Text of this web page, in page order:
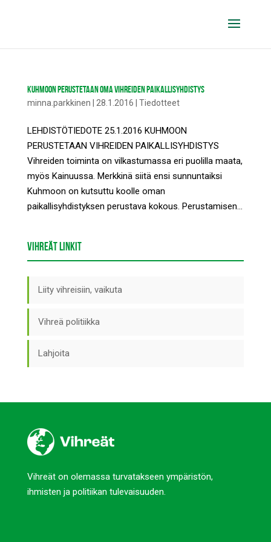
KUHMOON PERUSTETAAN OMA VIHREIDEN PAIKALLISYHDISTYS
minna.parkkinen 28.1.2016 Tiedotteet
LEHDISTÖTIEDOTE 25.1.2016 KUHMOON
PERUSTETAAN VIHREIDEN PAIKALLISYHDISTYS
Vihreiden toiminta on vilkastumassa eri puolilla maata,
myös Kainuussa. Merkkinä siitä ensi sunnuntaiksi
Kuhmoon on kutsuttu koolle oman
paikallisyhdistyksen perustava kokous. Perustamisen...
VIHREÄT LINKIT
Liity vihreisiin, vaikuta
Vihreä politiikka
Lahjoita
Vihreät on olemassa turvatakseen ympäristön,
ihmisten ja politiikan tulevaisuuden.